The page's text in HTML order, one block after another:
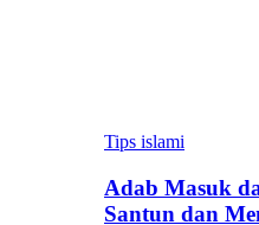
Tips islami
Adab Masuk
Santun dan